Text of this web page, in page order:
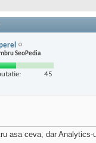
SeoPedia
45
asa ceva, dar